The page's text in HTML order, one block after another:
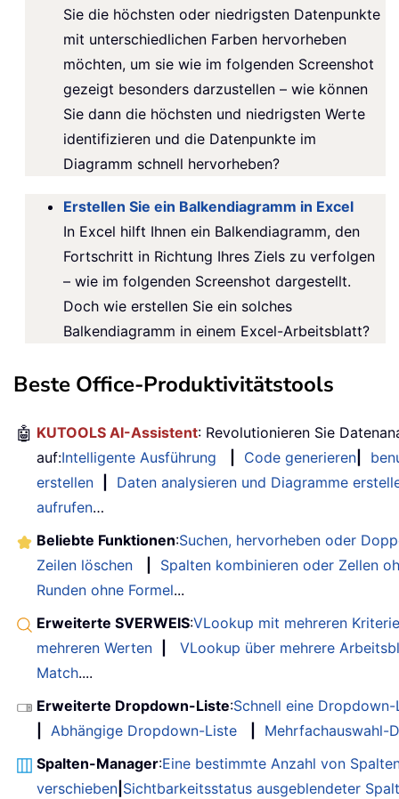
Sie die höchsten oder niedrigsten Datenpunkte
mit unterschiedlichen Farben hervorheben
möchten, um sie wie im folgenden Screenshot
gezeigt besonders darzustellen – wie können
Sie dann die höchsten und niedrigsten Werte
identifizieren und die Datenpunkte im
Diagramm schnell hervorheben?
Erstellen Sie ein Balkendiagramm in Excel
In Excel hilft Ihnen ein Balkendiagramm, den
Fortschritt in Richtung Ihres Ziels zu verfolgen
– wie im folgenden Screenshot dargestellt.
Doch wie erstellen Sie ein solches
Balkendiagramm in einem Excel-Arbeitsblatt?
Beste Office-Produktivitätstools
🤖 KUTOOLS AI-Assistent: Revolutionieren Sie
auf:Intelligente Ausführung Code generieren
erstellen
Daten analysieren und Diagramme
aufrufen…
Beliebte Funktionen:Suchen, hervorheben oder
Zeilen löschen
Spalten kombinieren oder Zellen
Runden ohne Formel...
Erweiterte SVERWEIS:VLookup mit mehreren
mehreren Werten
VLookup über mehrere
Match....
Erweiterte Dropdown-Liste:Schnell eine
Abhängige Dropdown-Liste
Mehrfachauswahl-
Spalten-Manager:Eine bestimmte Anzahl von
verschieben Sichtbarkeitsstatus ausgeblendeter